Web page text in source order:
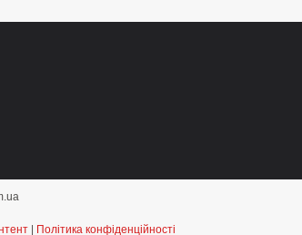
Політика конфіденційності